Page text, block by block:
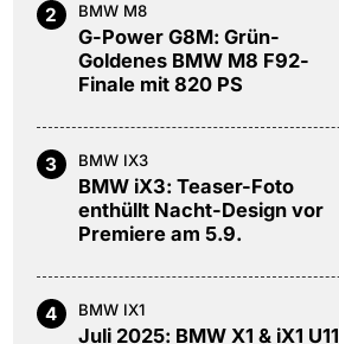
2 BMW M8
G-Power G8M: Grün-
Goldenes BMW M8 F92-
Finale mit 820 PS
3 BMW IX3
BMW iX3: Teaser-Foto
enthüllt Nacht-Design vor
Premiere am 5.9.
4 BMW IX1
Juli 2025: BMW X1 & iX1 U11